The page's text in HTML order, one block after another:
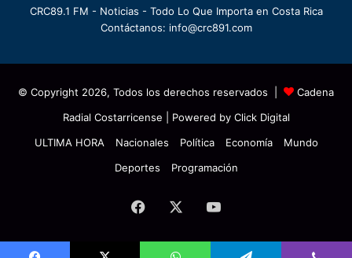
CRC89.1 FM - Noticias - Todo Lo Que Importa en Costa Rica
Contáctanos: info@crc891.com
© Copyright 2026, Todos los derechos reservados |
Cadena
Radial Costarricense | Powered by Click Digital
ULTIMA HORA
Nacionales Política Economía
Mundo
Deportes
Programación
Facebook YouTube